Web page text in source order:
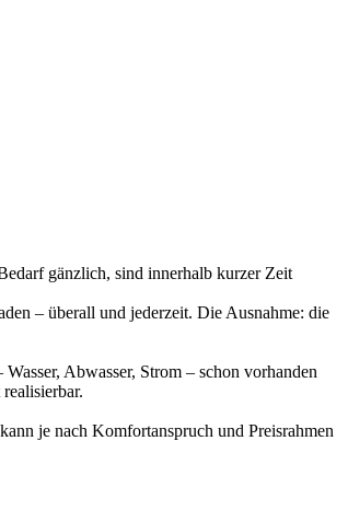
gänzlich, sind innerhalb kurzer Zeit
– überall und jederzeit. Die Ausnahme: die
Abwasser, Strom – schon vorhanden
je nach Komfortanspruch und Preisrahmen